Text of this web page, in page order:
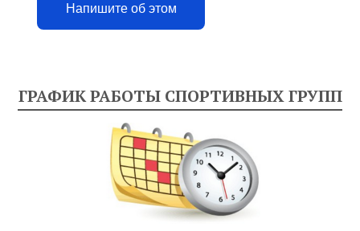
Напишите об этом
ГРАФИК РАБОТЫ СПОРТИВНЫХ ГРУПП